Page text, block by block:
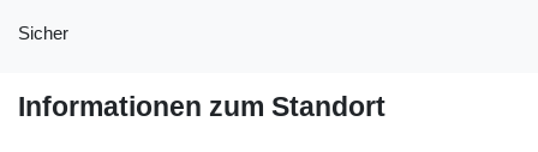
Sicher
Informationen zum Standort